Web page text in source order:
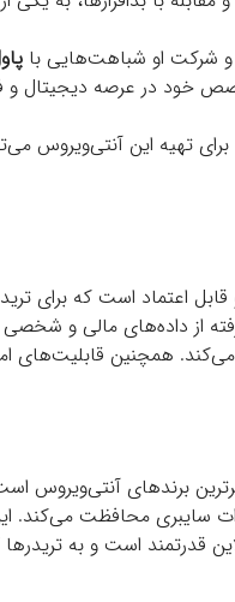
شرکت او شباهت‌هایی با
خود در عرصه دیجیتال و
برای تهیه این آنتی‌ویروس
اعتماد است که برای
از داده‌های مالی و
همچنین قابلیت‌های
برندهای آنتی‌ویروس
سایبری محافظت می‌کند.
قدرتمند است و به